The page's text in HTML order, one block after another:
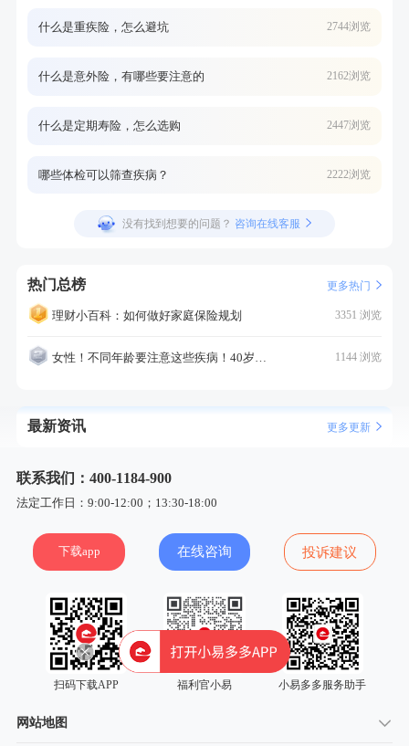
什么是重疾险，怎么避坑 2744浏览
什么是意外险，有哪些要注意的 2162浏览
什么是定期寿险，怎么选购 2447浏览
哪些体检可以筛查疾病？ 2222浏览
没有找到想要的问题？ 咨询在线客服
热门总榜 更多热门
理财小百科：如何做好家庭保险规划 3351 浏览
女性！不同年龄要注意这些疾病！40岁的这个疾病最需要注意！ 1144 浏览
最新资讯 更多更新
联系我们：400-1184-900
法定工作日：9:00-12:00；13:30-18:00
下载app 在线咨询 投诉建议
扫码下载APP 福利官小易 小易多多服务助手
网站地图